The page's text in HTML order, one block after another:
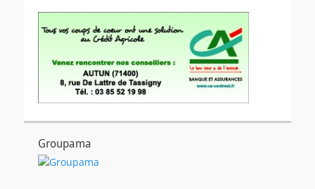
Groupama